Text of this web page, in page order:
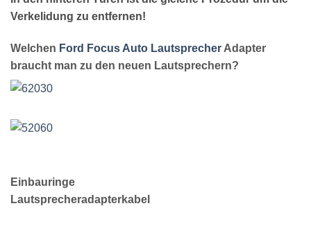
Verkelidung zu entfernen!
Welchen Ford Focus Auto Lautsprecher Adapter
braucht man zu den neuen Lautsprechern?
Einbauringe
Lautsprecheradapterkabel